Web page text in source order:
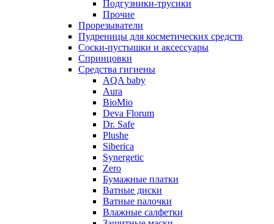
Подгузники-трусики
Прочие
Прорезыватели
Пудреницы для косметических средств
Соски-пустышки и аксессуары
Спринцовки
Средства гигиены
AQA baby
Aura
BioMio
Deva Florum
Dr. Safe
Plushe
Siberica
Synergetic
Zero
Бумажные платки
Ватные диски
Ватные палочки
Влажные салфетки